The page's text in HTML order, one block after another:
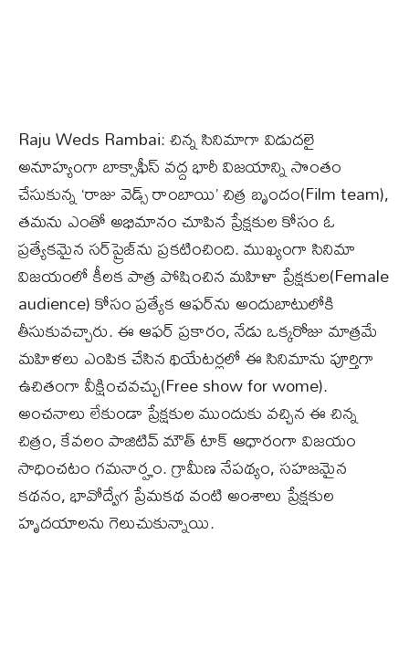
Raju Weds Rambai: చిన్న సినిమాగా విడుదలై
అనూహ్యంగా బాక్సాఫీస్ వద్ద భారీ విజయాన్ని సొంతం
చేసుకున్న ‘రాజు వెడ్స్ రాంబాయి’ చిత్ర బృందం(Film team),
తమను ఎంతో అభిమానం చూపిన ప్రేక్షకుల కోసం ఓ
ప్రత్యేకమైన సర్‌ప్రైజ్‌ను ప్రకటించింది. ముఖ్యంగా సినిమా
విజయంలో కీలక పాత్ర పోషించిన మహిళా ప్రేక్షకుల(Female
audience) కోసం ప్రత్యేక ఆఫర్‌ను అందుబాటులోకి
తీసుకువచ్చారు. ఈ ఆఫర్ ప్రకారం, నేడు ఒక్కరోజు మాత్రమే
మహిళలు ఎంపిక చేసిన థియేటర్లలో ఈ సినిమాను పూర్తిగా
ఉచితంగా వీక్షించవచ్చు(Free show for wome).
అంచనాలు లేకుండా ప్రేక్షకుల ముందుకు వచ్చిన ఈ చిన్న
చిత్రం, కేవలం పాజిటివ్ మౌత్ టాక్ ఆధారంగా విజయం
సాధించటం గమనార్హం. గ్రామీణ నేపథ్యం, సహజమైన
కథనం, భావోద్వేగ ప్రేమకథ వంటి అంశాలు ప్రేక్షకుల
హృదయాలను గెలుచుకున్నాయి.